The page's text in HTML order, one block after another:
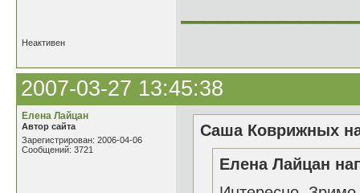
Неактивен
2007-03-27 13:45:38
Елена Лайцан
Автор сайта
Зарегистрирован: 2006-04-06
Сообщений: 3721
Саша Коврижных
Елена Лайцан